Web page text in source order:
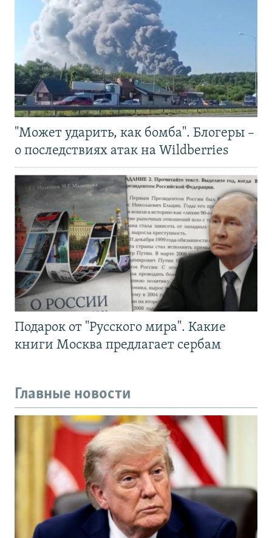
"Может ударить, как бомба". Блогеры –
о последствиях атак на Wildberries
Подарок от "Русского мира". Какие
книги Москва предлагает сербам
Главные новости